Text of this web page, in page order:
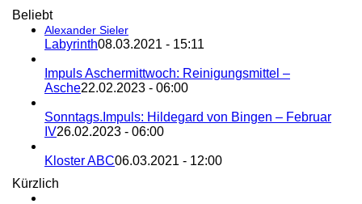
Beliebt
Alexander Sieler
Labyrinth08.03.2021 - 15:11
Impuls Aschermittwoch: Reinigungsmittel –
Asche22.02.2023 - 06:00
Sonntags.Impuls: Hildegard von Bingen – Februar
IV26.02.2023 - 06:00
Kloster ABC06.03.2021 - 12:00
Kürzlich